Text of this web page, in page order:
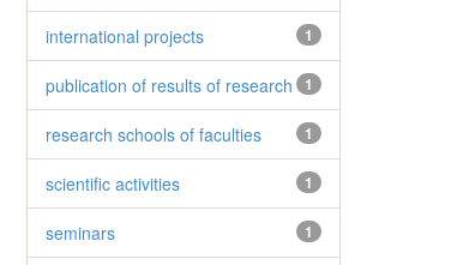
1
international projects
1
publication of results of research
1
research schools of faculties
1
scientific activities
1
seminars